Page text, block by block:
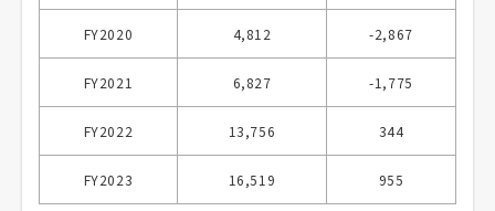
FY2020 4,812 -2,867
FY2021 6,827 -1,775
FY2022 13,756 344
FY2023 16,519 955